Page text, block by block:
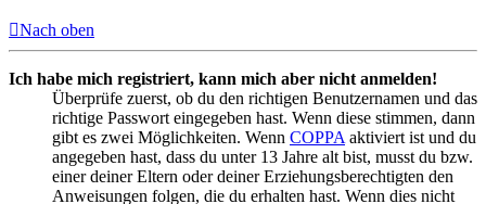
Nach oben
Ich habe mich registriert, kann mich aber nicht anmelden!
Überprüfe zuerst, ob du den richtigen Benutzernamen und das
richtige Passwort eingegeben hast. Wenn diese stimmen, dann
gibt es zwei Möglichkeiten. Wenn COPPA aktiviert ist und du
angegeben hast, dass du unter 13 Jahre alt bist, musst du bzw.
einer deiner Eltern oder deiner Erziehungsberechtigten den
Anweisungen folgen, die du erhalten hast. Wenn dies nicht